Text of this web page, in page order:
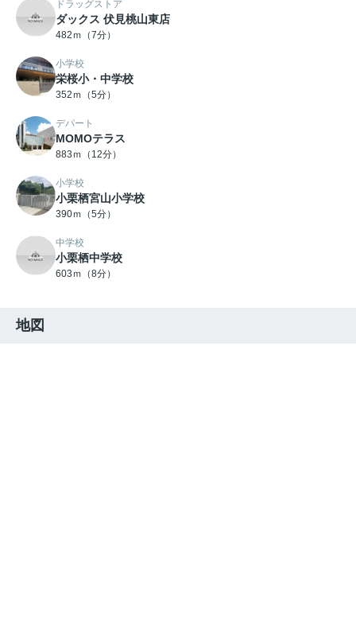
ドラッグストア
ダックス 伏見桃山東店
482ｍ（7分）
小学校
栄桜小・中学校
352ｍ（5分）
デパート
MOMOテラス
883ｍ（12分）
小学校
小栗栖宮山小学校
390ｍ（5分）
中学校
小栗栖中学校
603ｍ（8分）
地図